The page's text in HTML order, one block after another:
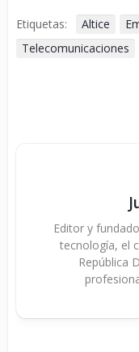
Etiquetas: Altice
Telecomunicaciones
Editor y
tecnología, el
República